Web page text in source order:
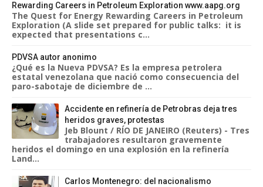
Rewarding Careers in Petroleum Exploration www.aapg.org
The Quest for Energy Rewarding Careers in Petroleum
Exploration (A slide set prepared for public talks: it is
expected that presentations c...
PDVSA autor anonimo
¿Qué es la Nueva PDVSA? Es la empresa petrolera
estatal venezolana que nació como consecuencia del
paro-sabotaje de diciembre de ...
Accidente en refinería de Petrobras deja tres
heridos graves, protestas
Jeb Blount / RÍO DE JANEIRO (Reuters) - Tres
trabajadores resultaron gravemente
heridos el domingo en una explosión en la refinería
Land...
Carlos Montenegro: del nacionalismo